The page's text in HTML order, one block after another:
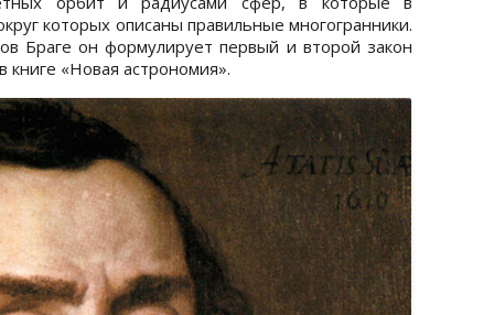
которых описаны правильные многогранники.
Браге он формулирует первый и второй закон
книге «Новая астрономия».